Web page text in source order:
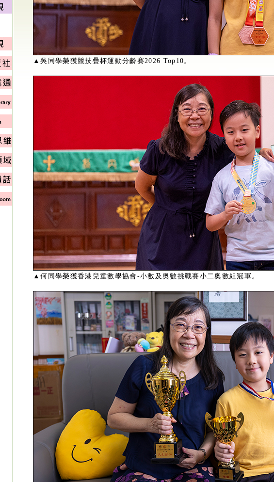
▲吳同學榮獲競技疊杯運動分齡賽2026 Top10。
▲何同學榮獲香港兒童數學協會-小數及奥數挑戰賽小二奧數組冠軍。